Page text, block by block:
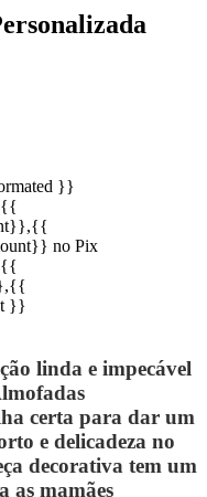
}}
{{
,{{
no Pix
{{
,{{
}}
linda e impecável
certa para dar um
e delicadeza no
decorativa tem um
as mamães